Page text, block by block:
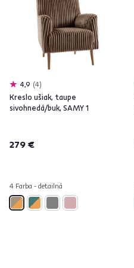
4,9 4
Kreslo ušiak, taupe
sivohnedá/buk, SAMY 1
279 €
4 Farba - detailná